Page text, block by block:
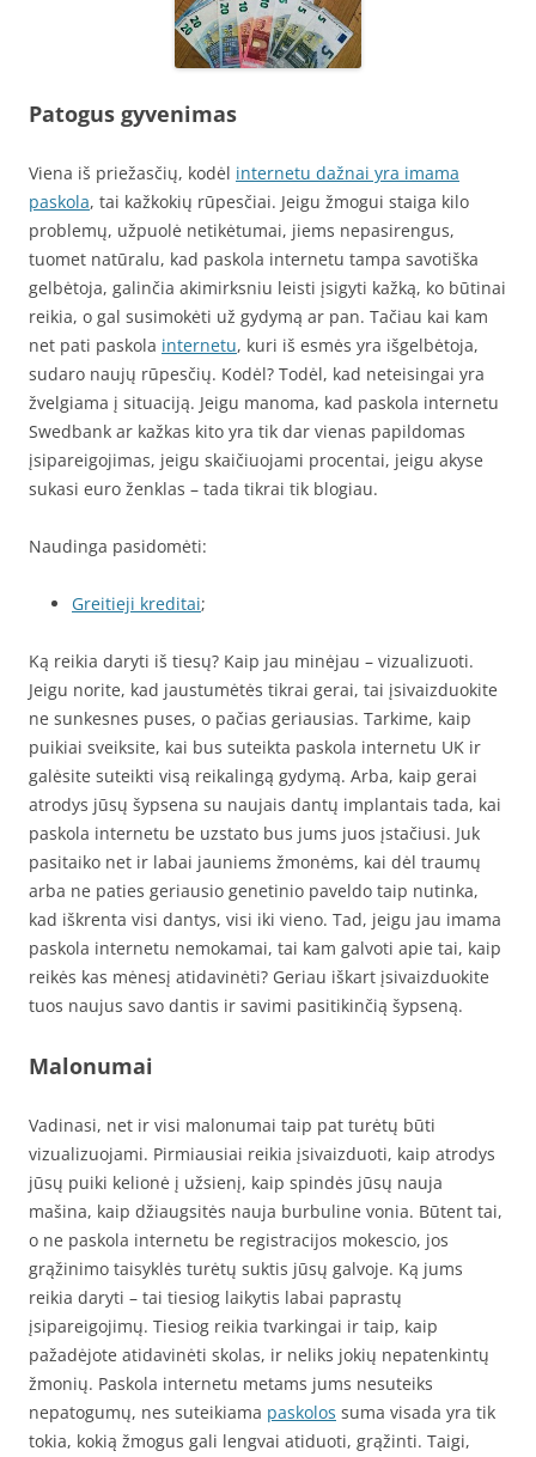
Patogus gyvenimas
Viena iš priežasčių, kodėl internetu dažnai yra imama
paskola, tai kažkokių rūpesčiai. Jeigu žmogui staiga kilo
problemų, užpuolė netikėtumai, jiems nepasirengus,
tuomet natūralu, kad paskola internetu tampa savotiška
gelbėtoja, galinčia akimirksniu leisti įsigyti kažką, ko būtinai
reikia, o gal susimokėti už gydymą ar pan. Tačiau kai kam
net pati paskola internetu, kuri iš esmės yra išgelbėtoja,
sudaro naujų rūpesčių. Kodėl? Todėl, kad neteisingai yra
žvelgiama į situaciją. Jeigu manoma, kad paskola internetu
Swedbank ar kažkas kito yra tik dar vienas papildomas
įsipareigojimas, jeigu skaičiuojami procentai, jeigu akyse
sukasi euro ženklas – tada tikrai tik blogiau.
Naudinga pasidomėti:
Greitieji kreditai;
Ką reikia daryti iš tiesų? Kaip jau minėjau – vizualizuoti.
Jeigu norite, kad jaustumėtės tikrai gerai, tai įsivaizduokite
ne sunkesnes puses, o pačias geriausias. Tarkime, kaip
puikiai sveiksite, kai bus suteikta paskola internetu UK ir
galėsite suteikti visą reikalingą gydymą. Arba, kaip gerai
atrodys jūsų šypsena su naujais dantų implantais tada, kai
paskola internetu be uzstato bus jums juos įstačiusi. Juk
pasitaiko net ir labai jauniems žmonėms, kai dėl traumų
arba ne paties geriausio genetinio paveldo taip nutinka,
kad iškrenta visi dantys, visi iki vieno. Tad, jeigu jau imama
paskola internetu nemokamai, tai kam galvoti apie tai, kaip
reikės kas mėnesį atidavinėti? Geriau iškart įsivaizduokite
tuos naujus savo dantis ir savimi pasitikinčią šypseną.
Malonumai
Vadinasi, net ir visi malonumai taip pat turėtų būti
vizualizuojami. Pirmiausiai reikia įsivaizduoti, kaip atrodys
jūsų puiki kelionė į užsienį, kaip spindės jūsų nauja
mašina, kaip džiaugsitės nauja burbuline vonia. Būtent tai,
o ne paskola internetu be registracijos mokescio, jos
grąžinimo taisyklės turėtų suktis jūsų galvoje. Ką jums
reikia daryti – tai tiesiog laikytis labai paprastų
įsipareigojimų. Tiesiog reikia tvarkingai ir taip, kaip
pažadėjote atidavinėti skolas, ir neliks jokių nepatenkintų
žmonių. Paskola internetu metams jums nesuteiks
nepatogumų, nes suteikiama paskolos suma visada yra tik
tokia, kokią žmogus gali lengvai atiduoti, grąžinti. Taigi,